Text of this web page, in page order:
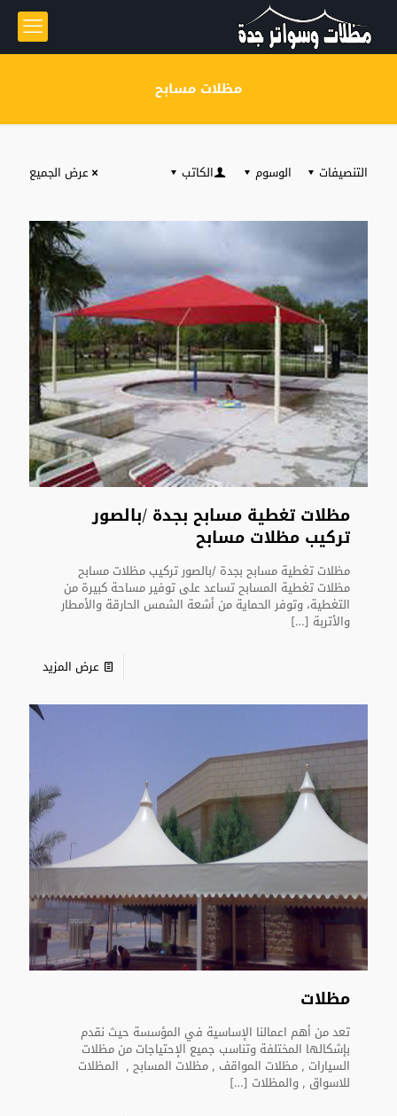
مظلات مسابح
التنصيفات الوسوم الكاتب عرض الجميع
مظلات تغطية مسابح بجدة /بالصور
تركيب مظلات مسابح
مظلات تغطية مسابح بجدة /بالصور تركيب مظلات مسابح
مظلات تغطية المسابح تساعد على توفير مساحة كبيرة من
التغطية، وتوفر الحماية من أشعة الشمس الحارقة والأمطار
والأتربة […]
عرض المزيد
مظلات
تعد من أهم اعمالنا الإساسية في المؤسسة حيث نقدم
بإشكالها المختلفة وتناسب جميع الإحتياجات من مظلات
السيارات , مظلات المواقف , مظلات المسابح , المظلات
للاسواق , والمظلات […]